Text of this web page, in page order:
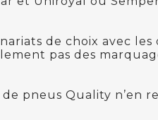
de choix avec
pas des
pneus Quality n’en